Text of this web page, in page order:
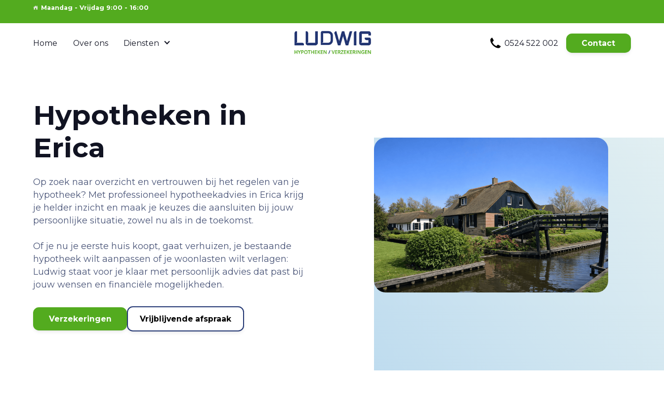
Maandag - Vrijdag 9:00 - 16:00
Home Over ons Diensten 0524 522 002 Contact
Hypotheken in
Erica
Op zoek naar overzicht en vertrouwen bij het regelen van je
hypotheek? Met professioneel hypotheekadvies in Erica krijg
je helder inzicht en maak je keuzes die aansluiten bij jouw
persoonlijke situatie, zowel nu als in de toekomst.
Of je nu je eerste huis koopt, gaat verhuizen, je bestaande
hypotheek wilt aanpassen of je woonlasten wilt verlagen:
Ludwig staat voor je klaar met persoonlijk advies dat past bij
jouw wensen en financiële mogelijkheden.
Verzekeringen Vrijblijvende afspraak